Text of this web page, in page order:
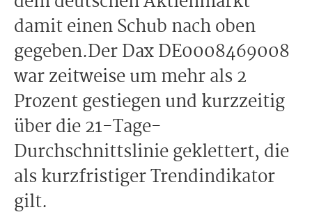
damit einen Schub nach oben
gegeben.Der Dax DE0008469008
war zeitweise um mehr als 2
Prozent gestiegen und kurzzeitig
über die 21-Tage-
Durchschnittslinie geklettert, die
als kurzfristiger Trendindikator
gilt.